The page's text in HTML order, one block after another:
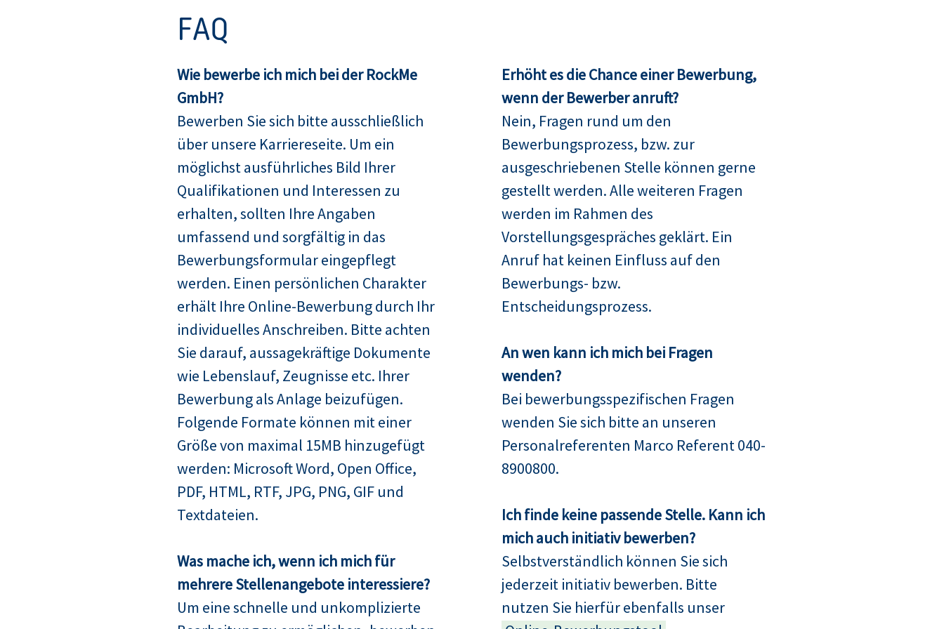
FAQ
Wie bewerbe ich mich bei der RockMe
GmbH?
Bewerben Sie sich bitte ausschließlich
über unsere Karriereseite. Um ein
möglichst ausführliches Bild Ihrer
Qualifikationen und Interessen zu
erhalten, sollten Ihre Angaben
umfassend und sorgfältig in das
Bewerbungsformular eingepflegt
werden. Einen persönlichen Charakter
erhält Ihre Online-Bewerbung durch Ihr
individuelles Anschreiben. Bitte achten
Sie darauf, aussagekräftige Dokumente
wie Lebenslauf, Zeugnisse etc. Ihrer
Bewerbung als Anlage beizufügen.
Folgende Formate können mit einer
Größe von maximal 15MB hinzugefügt
werden: Microsoft Word, Open Office,
PDF, HTML, RTF, JPG, PNG, GIF und
Textdateien.
Was mache ich, wenn ich mich für
mehrere Stellenangebote interessiere?
Um eine schnelle und unkomplizierte
Erhöht es die Chance einer Bewerbung,
wenn der Bewerber anruft?
Nein, Fragen rund um den
Bewerbungsprozess, bzw. zur
ausgeschriebenen Stelle können gerne
gestellt werden. Alle weiteren Fragen
werden im Rahmen des
Vorstellungsgespräches geklärt. Ein
Anruf hat keinen Einfluss auf den
Bewerbungs- bzw.
Entscheidungsprozess.
An wen kann ich mich bei Fragen
wenden?
Bei bewerbungsspezifischen Fragen
wenden Sie sich bitte an unseren
Personalreferenten Marco Referent 040-
8900800.
Ich finde keine passende Stelle. Kann ich
mich auch initiativ bewerben?
Selbstverständlich können Sie sich
jederzeit initiativ bewerben. Bitte
nutzen Sie hierfür ebenfalls unser